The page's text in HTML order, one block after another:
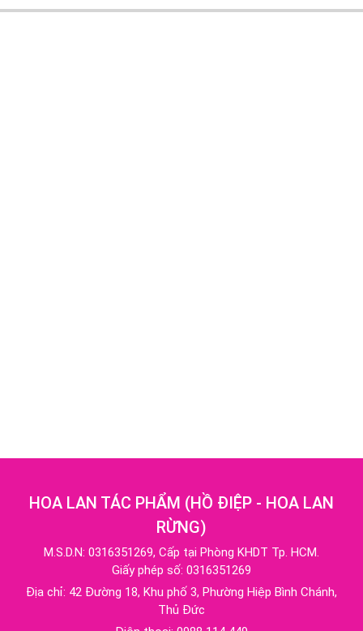
HOA LAN TÁC PHẨM (HỒ ĐIỆP - HOA LAN
RỪNG)
M.S.D.N: 0316351269, Cấp tại Phòng KHDT Tp. HCM.
Giấy phép số: 0316351269
Địa chỉ: 42 Đường 18, Khu phố 3, Phường Hiệp Bình Chánh,
Thủ Đức